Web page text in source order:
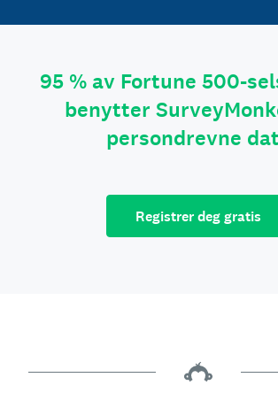
95 % av Fortune 500-
benytter
persondrevne
Registrer deg gratis